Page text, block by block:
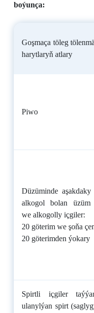
boýunça:
Goşmaça töleg
harytlaryň atlary
Piwo
Düzüminde aşakdaky
alkogol bolan üzüm
we alkogolly içgiler:
20 göterim we şoňa
20 göterimden ýokary
Spirtli içgiler
ulanylýan spirt